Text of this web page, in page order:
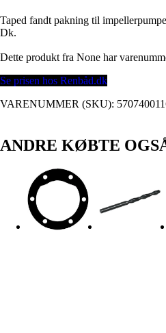
Taped fandt pakning til
Dk.
Dette produkt fra None har
Se prisen hos Renbåd.dk
VARENUMMER (SKU):
ANDRE KØBTE